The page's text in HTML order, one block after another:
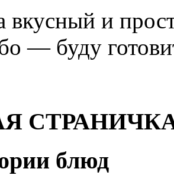
вкусный и
— буду
блюд